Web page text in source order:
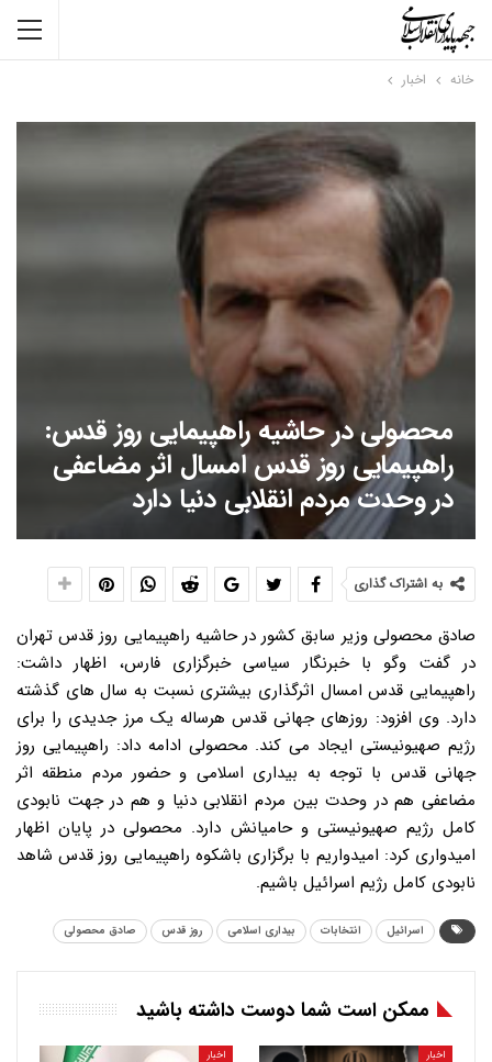
خانه اخبار
محصولی در حاشیه راهپیمایی روز قدس:
راهپیمایی روز قدس امسال اثر مضاعفی
در وحدت مردم انقلابی دنیا دارد
به اشتراک گذاری
صادق محصولی وزیر سابق کشور در حاشیه راهپیمایی روز قدس تهران
در گفت وگو با خبرنگار سیاسی خبرگزاری فارس، اظهار داشت:
راهپیمایی قدس امسال اثرگذاری بیشتری نسبت به سال های گذشته
دارد. وی افزود: روزهای جهانی قدس هرساله یک مرز جدیدی را برای
رژیم صهیونیستی ایجاد می کند. محصولی ادامه داد: راهپیمایی روز
جهانی قدس با توجه به بیداری اسلامی و حضور مردم منطقه اثر
مضاعفی هم در وحدت بین مردم انقلابی دنیا و هم در جهت نابودی
کامل رژیم صهیونیستی و حامیانش دارد. محصولی در پایان اظهار
امیدواری کرد: امیدواریم با برگزاری باشکوه راهپیمایی روز قدس شاهد
نابودی کامل رژیم اسرائیل باشیم.
اسرائیل انتخابات بیداری اسلامی روز قدس صادق محصولی
ممکن است شما دوست داشته باشید
اخبار اخبار